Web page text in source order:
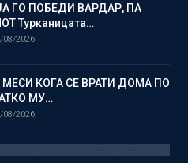
ГО ПОБЕДИ ВАРДАР, ПА
Турканицата…
08/2026
КОГА СЕ ВРАТИ ДОМА ПО
МУ…
08/2026